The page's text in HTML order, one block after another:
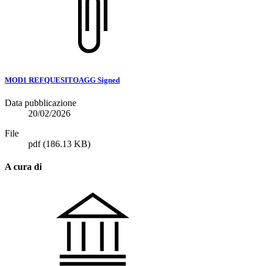
MOD1 REFQUESITOAGG Signed
Data pubblicazione
20/02/2026
File
pdf(186.13 KB)
A cura di